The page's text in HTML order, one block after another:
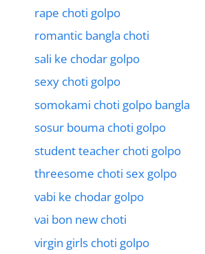
rape choti golpo
romantic bangla choti
sali ke chodar golpo
sexy choti golpo
somokami choti golpo bangla
sosur bouma choti golpo
student teacher choti golpo
threesome choti sex golpo
vabi ke chodar golpo
vai bon new choti
virgin girls choti golpo